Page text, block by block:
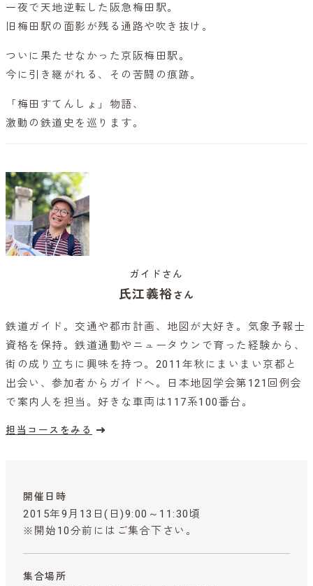
一夜で天地逆転した阪急梅田駅。
旧梅田駅の面影が残る通路や吹き抜け。
ついに果たせなかった京阪梅田駅。
今に引き継がれる、その苦闘の痕跡。
「梅田すてんしょ」物語、
激動の鉄道史を巡ります。
ガイドさん
氏江義裕さん
鉄道ガイド。交通や都市計画、地図が大好き。気象予報士
資格を保持。鉄道通勤やニュータウンで育った経験から、
街の成り立ちに興味を持つ。2011年秋にまいまい京都と
出会い、参加者からガイドへ。日本地図学会第121回例会
で案内人を担当。好きな車両は117系100番台。
担当コースをみる
開催日時
2015年9月13日(日)9:00～11:30頃
※開始10分前にはご集合下さい。
集合場所